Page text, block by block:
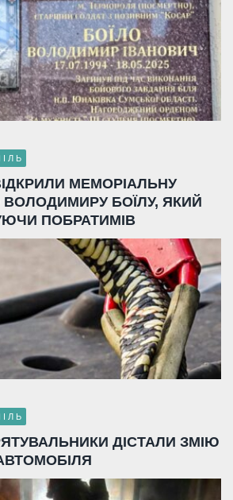
МЕМОРІАЛЬНУ
БОЇЛУ, ЯКИЙ
ПОБРАТИМІВ
ДІСТАЛИ ЗМІЮ